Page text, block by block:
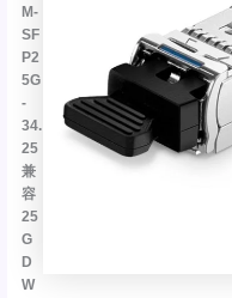
M-
SF
P2
5G
-
34.
25
兼
容
25
G
D
W